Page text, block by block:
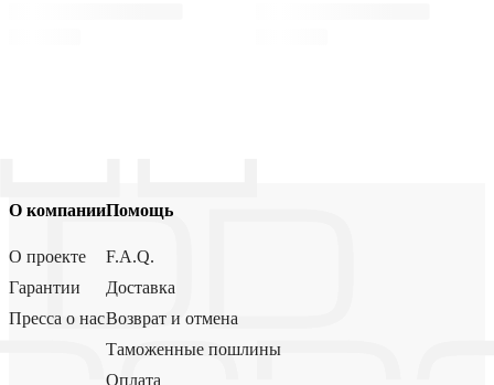
О компании
О проекте
Гарантии
Пресса о нас
Помощь
F.A.Q.
Доставка
Возврат и отмена
Таможенные пошлины
Оплата